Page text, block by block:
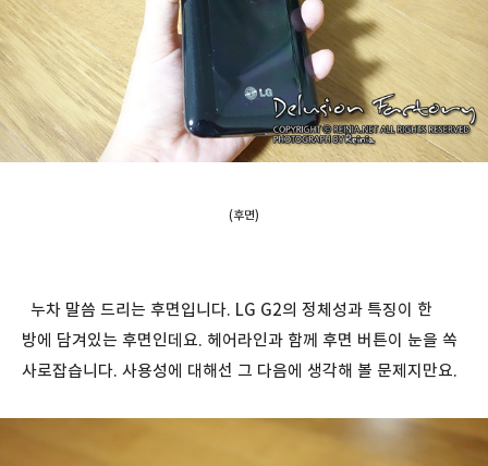
(후면)
누차 말씀 드리는 후면입니다. LG G2의 정체성과 특징이 한
방에 담겨있는 후면인데요. 헤어라인과 함께 후면 버튼이 눈을 쏙
사로잡습니다. 사용성에 대해선 그 다음에 생각해 볼 문제지만요.